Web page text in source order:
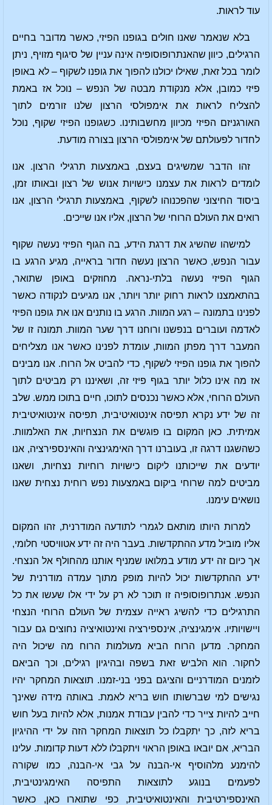
עוד לראות.
בלא שנאמר שאנו חולים בגופנו הפיזי, כאשר מדובר בחיים
הרגילים, כיוון שהאנתרופוסופיה אינה עניין של סיגוף מזויף, ניתן
לומר בכל זאת, שאילו יכולנו להפוך את גופנו לשקוף – לא באופן
פיזי כמובן, אלא מנקודת מבטה של הנפש – נוכל אז באמת
להצליח לראות את אימפולסי הרצון שלנו זורמים לתוך
האורגניזם הפיזי מכיוון מחשבותינו. כשגופנו הפיזי שקוף, נוכל
לחדור לפעולתם של אימפולסי הרצון בצורה מודעת.
זהו הדבר שמשיגים בעצם, באמצעות תרגילי הרצון. אנו
לומדים לראות את עצמנו כישויות אנוש של רצון ובאותו זמן,
ביסוד החיצוני שהפכנוהו לשקוף, באמצעות תרגילי הרצון, אנו
רואים את העולם הרוחי של הרצון, אליו אנו שייכים.
למישהו שהשיג את דרגת הידע, בה הגוף הפיזי נעשה שקוף
עבור הנפש, כאשר הרצון נעשה חדור בראייה, מגיע הרגע בו
הגוף הפיזי נעשה בלתי-נראה. מחוזקים באופן שתואר,
בהתאמצנו לראות רחוק יותר ויותר, אנו מגיעים לנקודה כאשר
לפנינו בתמונה – רגע המוות. הרגע בו נותנים אנו את גופנו הפיזי
לאדמה ועוברים בנפשנו ורוחנו דרך שער המוות. תמונה זו של
המעבר דרך מפתן המוות, עומדת לפנינו כאשר אנו מצליחים
להפוך את גופנו הפיזי לשקוף, כדי להביט אל הרוח. אנו מבינים
אז מה אינו כלול יותר בגוף פיזי זה, ושאיננו רק מביטים לתוך
העולם הרוחי, אלא כאשר נכנסים לתוכו, חיים בתוכו ממש. שלב
זה של ידע נקרא תפיסה אינטואיטיבית, תפיסה אינטואיטיבית
אמיתית. כאן המקום בו פוגשים את הנצחיות, את האלמוות.
כשהשגנו דרגה זו, בעוברנו דרך האימגינציה והאינספירציה, אנו
יודעים את שייכותנו ליקום כישויות רוחיות נצחיות, ושאנו
מביטים למה שרוחי ביקום באמצעות נפש רוחית נצחית שאנו
נושאים עימנו.
למרות היותו מותאם לגמרי לתודעה המודרנית, זהו המקום
אליו מוביל מדע ההתקדשות. בעבר היה זה ידע אטוויסטי חלומי,
אך כיום זה ידע מודע במלואו שמניף אותנו מהחולף אל הנצחי.
ידע ההתקדשות יכול להיות מופק מתוך עמדה מודרנית של
הנפש. אנתרופוסופיה זו תוכר לא רק על ידי אלו שעשו את כל
התרגילים כדי להשיג ראייה עצמית של העולם הרוחי הנצחי
ויישויותיו. אימגינציה, אינספירציה ואינטואיציה נחוצים גם עבור
המחקר. מדען הרוח הביא מעולמות הרוח מה שיכול היה
לחקור. הוא הלביש זאת בשפה ובהיגיון רגילים, וכך הביאם
לזמנים המודרניים והציגם בפני בני-זמנו. תוצאות המחקר יהיו
נגישים למי שברשותו חוש בריא לאמת. באותה מידה שאינך
חייב להיות צייר כדי להבין עבודת אמנות, אלא להיות בעל חוש
בריא לזה, כך יתקבלו כל תוצאות המחקר הזה על ידי ההיגיון
הבריא, אם יובאו באופן הראוי ויתקבלו ללא דעות קדומות. עלינו
להימנע מלהוסיף אי-הבנה על גבי אי-הבנה, כמו שקורה
לפעמים בנוגע לתוצאות התפיסה האימגינטיבית,
האינספירטיבית והאינטואיטיבית, כפי שתוארו כאן, כאשר